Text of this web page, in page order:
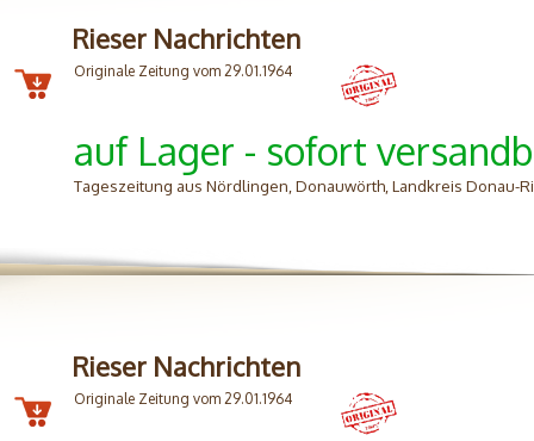
Rieser Nachrichten
Originale Zeitung vom 29.01.1964
auf Lager - sofort
Tageszeitung aus Nördlingen, Donauwörth, Landkreis
Rieser Nachrichten
Originale Zeitung vom 29.01.1964